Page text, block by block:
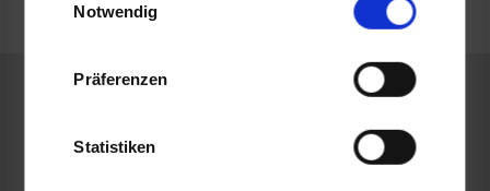
YouTube, Google Maps) führen diese
Daten zusammen, die Sie ihnen bereitgestellt
haben oder die sie im Rahmen Ihrer Nutzung
Notwendig
Präferenzen
Statistiken